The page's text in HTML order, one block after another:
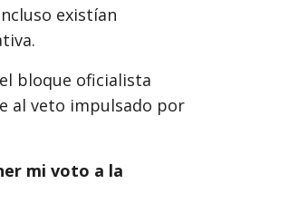
existían
bloque oficialista
al veto impulsado por
mi voto a la